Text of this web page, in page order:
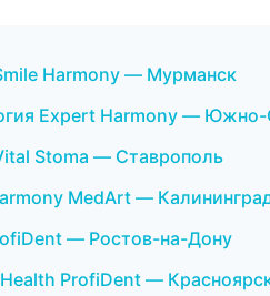
Harmony — Мурманск
Expert Harmony — Южно-
Stoma — Ставрополь
MedArt —
— Ростов-на-Дону
ProfiDent —